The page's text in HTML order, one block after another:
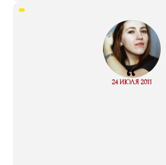
“
24 ИЮЛЯ 2011
Read